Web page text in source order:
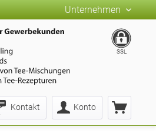
Unternehmen
Kontakt Konto
SSL